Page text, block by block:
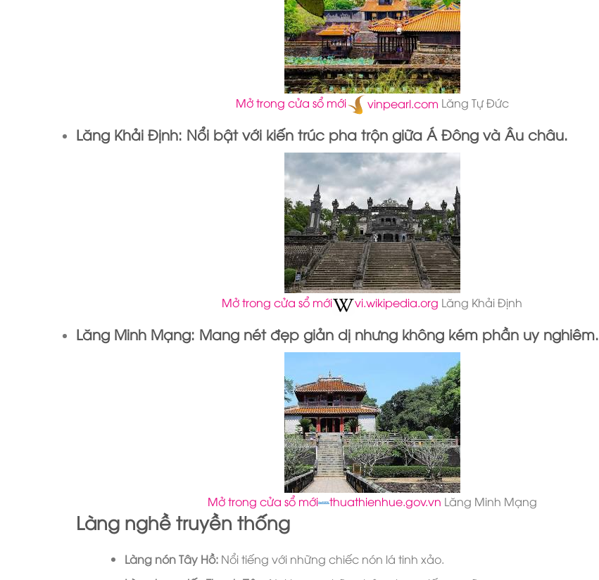
Mở trong cửa sổ mới vinpearl.com Lăng Tự Đức
Lăng Khải Định: Nổi bật với kiến trúc pha trộn giữa Á Đông và Âu châu.
Mở trong cửa sổ mới vi.wikipedia.org Lăng Khải Định
Lăng Minh Mạng: Mang nét đẹp giản dị nhưng không kém phần uy nghiêm.
Mở trong cửa sổ mới thuathienhue.gov.vn Lăng Minh Mạng
Làng nghề truyền thống
Làng nón Tây Hồ:Nổi tiếng với những chiếc nón lá tinh xảo.